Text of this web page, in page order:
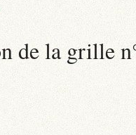
de la grille